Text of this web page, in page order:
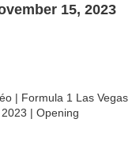
15, 2023